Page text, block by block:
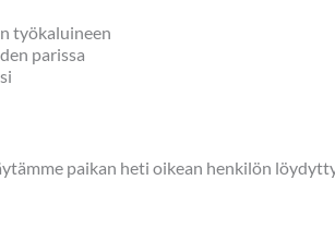
työkaluineen
parissa
paikan heti oikean henkilön